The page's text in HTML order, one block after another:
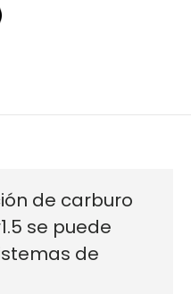
de carburo
se puede
de